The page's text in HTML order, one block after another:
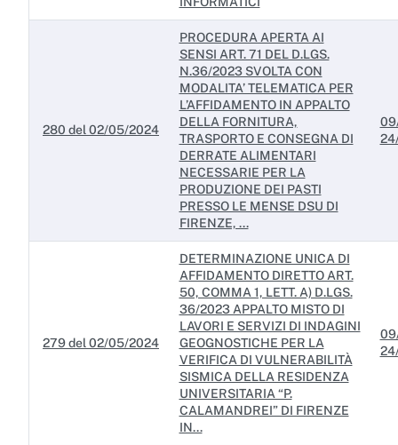
280 del 02/05/2024
PROCEDURA APERTA AI
SENSI ART. 71 DEL D.LGS.
N.36/2023 SVOLTA CON
MODALITA’ TELEMATICA PER
L’AFFIDAMENTO IN APPALTO
DELLA FORNITURA,
TRASPORTO E CONSEGNA DI
DERRATE ALIMENTARI
NECESSARIE PER LA
PRODUZIONE DEI PASTI
PRESSO LE MENSE DSU DI
FIRENZE, ...
279 del 02/05/2024
DETERMINAZIONE UNICA DI
AFFIDAMENTO DIRETTO ART.
50, COMMA 1, LETT. A) D.LGS.
36/2023 APPALTO MISTO DI
LAVORI E SERVIZI DI INDAGINI
GEOGNOSTICHE PER LA
VERIFICA DI VULNERABILITÀ
SISMICA DELLA RESIDENZA
UNIVERSITARIA “P.
CALAMANDREI” DI FIRENZE
IN...